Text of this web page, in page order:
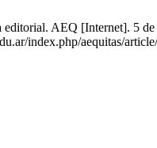
AEQ [Internet]. 5
index.php/aequitas/